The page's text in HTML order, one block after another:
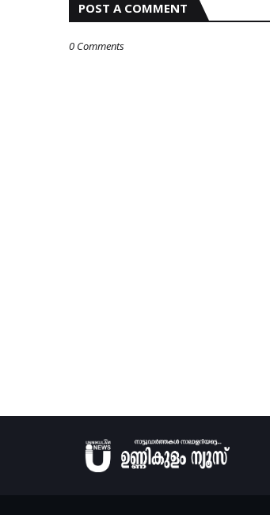
POST A COMMENT
0 Comments